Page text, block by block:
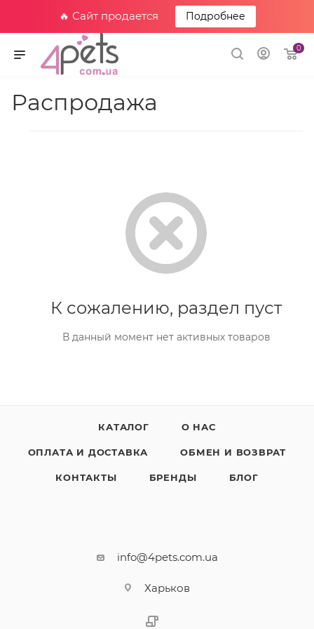
🔥 Сайт продается Подробнее
0
Распродажа
К сожалению, раздел пуст
В данный момент нет активных товаров
КАТАЛОГ О НАС
ОПЛАТА И ДОСТАВКА ОБМЕН И ВОЗВРАТ
КОНТАКТЫ БРЕНДЫ БЛОГ
info@4pets.com.ua
Харьков